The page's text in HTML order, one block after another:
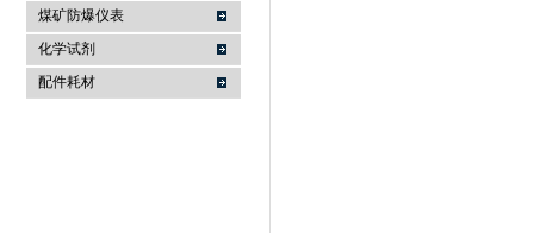
煤矿防爆仪表
化学试剂
配件耗材